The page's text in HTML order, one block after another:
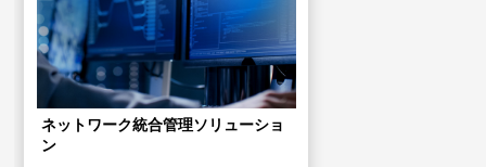
ネットワーク統合管理ソリューショ
ン